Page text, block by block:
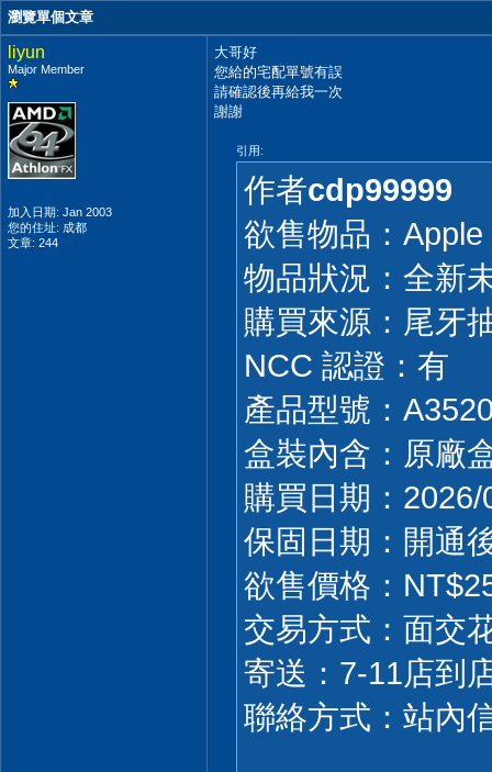
瀏覽單個文章
liyun
Major Member
加入日期: Jan 2003
您的住址: 成都
文章: 244
大哥好
您給的宅配單號有誤
請確認後再給我一次
謝謝
引用:
作者cdp99999
欲售物品：
物品狀況：全新
購買來源：尾牙
NCC 認證：有
產品型號：
盒裝內含：原廠
購買日期：2026/
保固日期：開通
欲售價格：
交易方式：面交
寄送：7-11店到
聯絡方式：站內